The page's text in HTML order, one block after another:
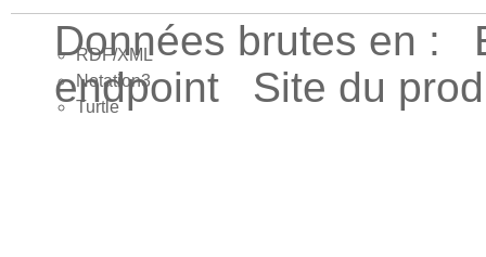
Données brutes en :
RDF/XML
Notation3
Turtle
endpoint
Site du